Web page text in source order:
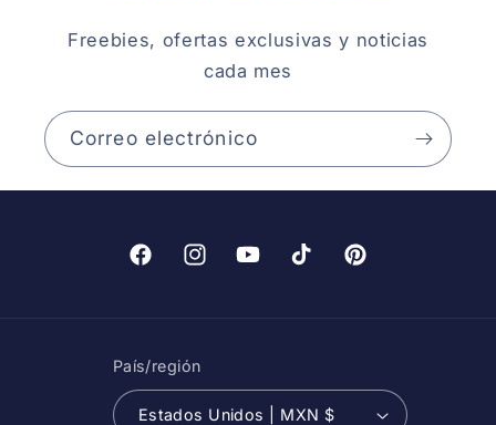
Freebies, ofertas exclusivas y noticias
cada mes
Correo electrónico
FacebookInstagramYouTubeTikTok Pinterest
País/región
Estados Unidos | MXN $